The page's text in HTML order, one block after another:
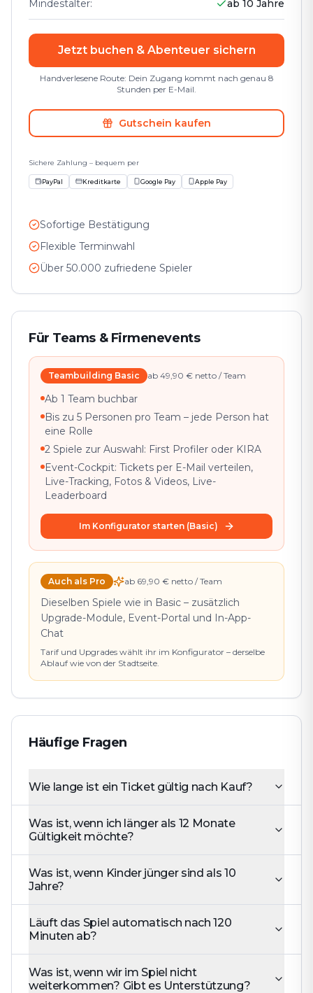
Mindestalter: ab 10 Jahre
Jetzt buchen & Abenteuer sichern
Handverlesene Route: Dein Zugang kommt nach genau 8
Stunden per E-Mail.
Gutschein kaufen
Sichere Zahlung – bequem per
PayPal Kreditkarte Google Pay Apple Pay
Sofortige Bestätigung
Flexible Terminwahl
Über 50.000 zufriedene Spieler
Für Teams & Firmenevents
Teambuilding Basic ab 49,90 € netto / Team
Ab 1 Team buchbar
Bis zu 5 Personen pro Team – jede Person hat
eine Rolle
2 Spiele zur Auswahl: First Profiler oder KIRA
Event-Cockpit: Tickets per E-Mail verteilen,
Live-Tracking, Fotos & Videos, Live-
Leaderboard
Im Konfigurator starten (Basic)
Auch als Pro ab 69,90 € netto / Team
Dieselben Spiele wie in Basic – zusätzlich
Upgrade-Module, Event-Portal und In-App-
Chat
Tarif und Upgrades wählt ihr im Konfigurator – derselbe
Ablauf wie von der Stadtseite.
Häufige Fragen
Wie lange ist ein Ticket gültig nach Kauf?
Was ist, wenn ich länger als 12 Monate
Gültigkeit möchte?
Was ist, wenn Kinder jünger sind als 10
Jahre?
Läuft das Spiel automatisch nach 120
Minuten ab?
Was ist, wenn wir im Spiel nicht
weiterkommen? Gibt es Unterstützung?